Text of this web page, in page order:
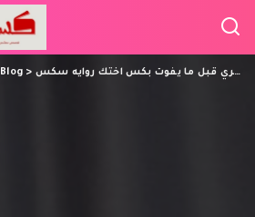
Blog> تعال مص ايري قبل ما يفوت بكس اختك روايه سكس